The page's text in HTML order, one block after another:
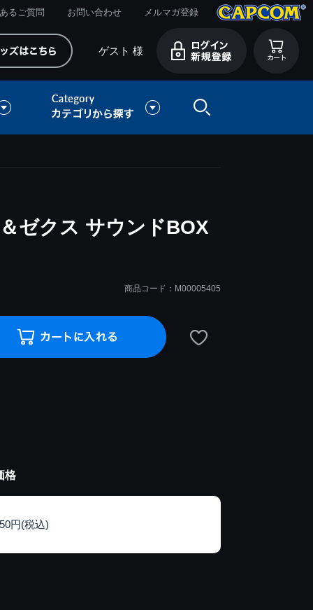
るご質問 お問い合わせ メルマガ登録
ゲスト 様
ゼクス サウンドBOX
商品コード：M00005405
格
円(税込)